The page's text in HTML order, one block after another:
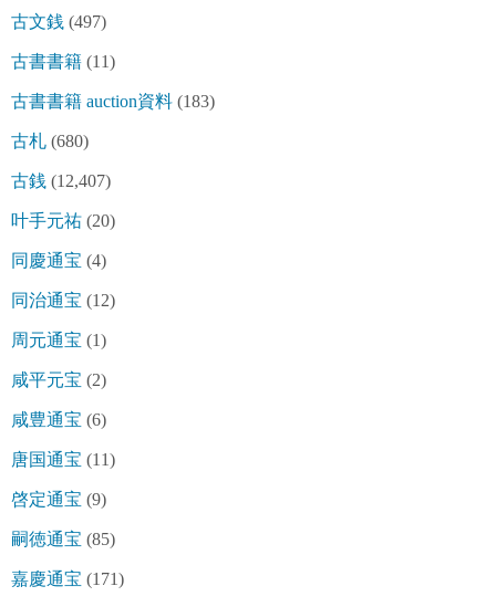
古文銭 (497)
古書書籍 (11)
古書書籍 auction資料 (183)
古札 (680)
古銭 (12,407)
叶手元祐 (20)
同慶通宝 (4)
同治通宝 (12)
周元通宝 (1)
咸平元宝 (2)
咸豊通宝 (6)
唐国通宝 (11)
啓定通宝 (9)
嗣徳通宝 (85)
嘉慶通宝 (171)